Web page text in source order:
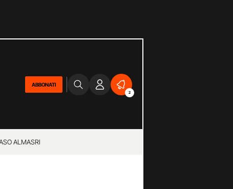
ABBONATI
2
ALMASRI